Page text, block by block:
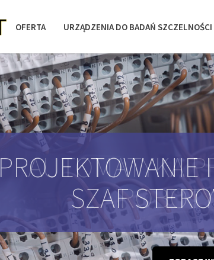
OFERTA URZĄDZENIA DO BADAŃ SZCZELNOŚCI
PROJEKTOWANIE
SZAF